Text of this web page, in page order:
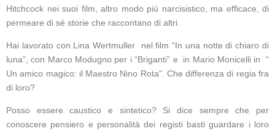
Hitchcock nei suoi film, altro modo più narcisistico, ma efficace, di
permeare di sé storie che raccontano di altri.
Hai lavorato con Lina Wertmuller nel film “In una notte di chiaro di
luna”, con Marco Modugno per i “Briganti” e in Mario Monicelli in “
Un amico magico: il Maestro Nino Rota”. Che differenza di regia fra
di loro?
Posso essere caustico e sintetico? Si dice sempre che per
conoscere pensiero e personalità dei registi basti guardare i loro